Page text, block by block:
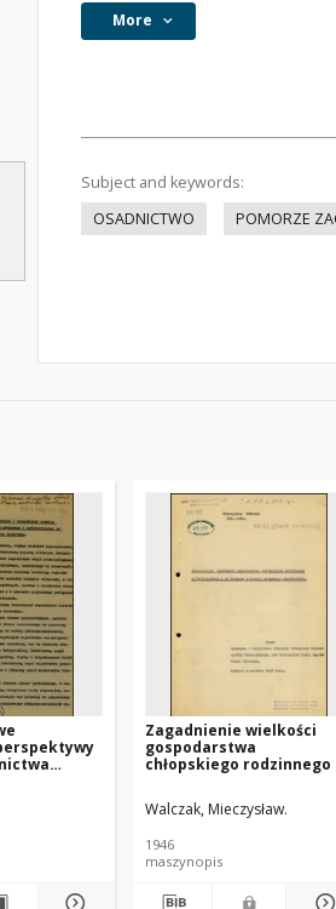
More
Subject and keywords:
OSADNICTWO
POMORZE
na
Zagadnienie wielkości
gospodarstwa
chłopskiego rodzinnego
w ujęciu opracowań
niemieckich
Walczak, Mieczysław.
1946
maszynopis